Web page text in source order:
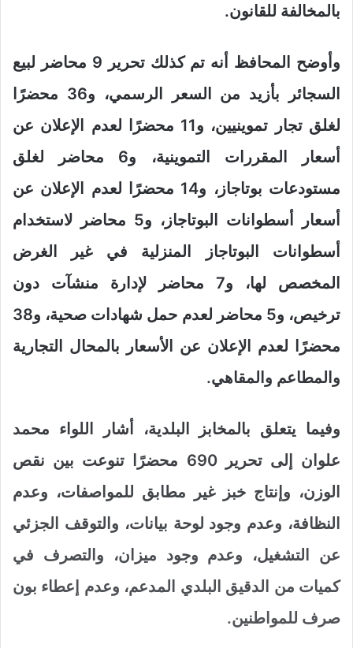
بالمخالفة للقانون.
وأوضح المحافظ أنه تم كذلك تحرير 9 محاضر لبيع
السجائر بأزيد من السعر الرسمي، و36 محضرًا
لغلق تجار تموينيين، و11 محضرًا لعدم الإعلان عن
أسعار المقررات التموينية، و6 محاضر لغلق
مستودعات بوتاجاز، و14 محضرًا لعدم الإعلان عن
أسعار أسطوانات البوتاجاز، و5 محاضر لاستخدام
أسطوانات البوتاجاز المنزلية في غير الغرض
المخصص لها، و7 محاضر لإدارة منشآت دون
ترخيص، و5 محاضر لعدم حمل شهادات صحية، و38
محضرًا لعدم الإعلان عن الأسعار بالمحال التجارية
والمطاعم والمقاهي.
وفيما يتعلق بالمخابز البلدية، أشار اللواء محمد
علوان إلى تحرير 690 محضرًا تنوعت بين نقص
الوزن، وإنتاج خبز غير مطابق للمواصفات، وعدم
النظافة، وعدم وجود لوحة بيانات، والتوقف الجزئي
عن التشغيل، وعدم وجود ميزان، والتصرف في
كميات من الدقيق البلدي المدعم، وعدم إعطاء بون
صرف للمواطنين.